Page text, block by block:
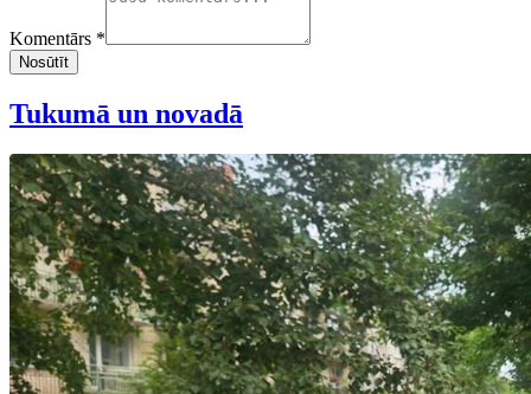
Komentārs *
Nosūtīt
Tukumā un novadā